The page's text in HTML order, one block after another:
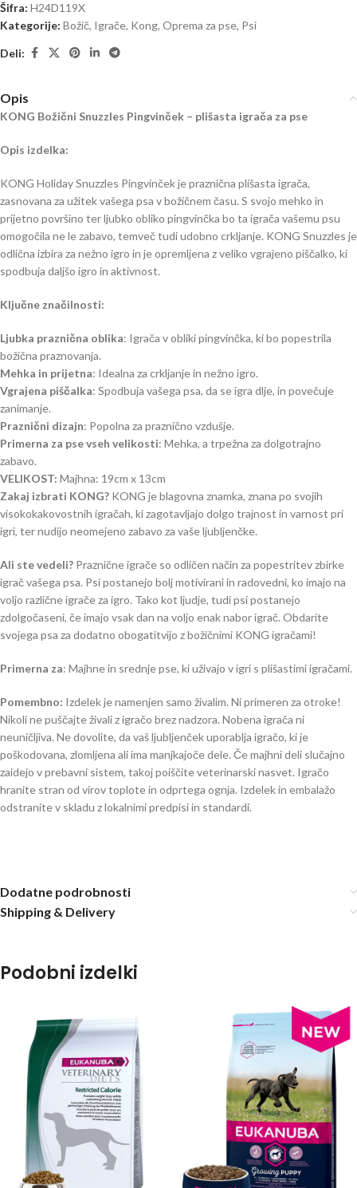
Šifra: H24D119X
Kategorije: Božič, Igrače, Kong, Oprema za pse, Psi
Deli:
Opis
KONG Božični Snuzzles Pingvinček – plišasta igrača za pse
Opis izdelka:
KONG Holiday Snuzzles Pingvinček je praznična plišasta igrača,
zasnovana za užitek vašega psa v božičnem času. S svojo mehko in
prijetno površino ter ljubko obliko pingvinčka bo ta igrača vašemu psu
omogočila ne le zabavo, temveč tudi udobno crkljanje. KONG Snuzzles je
odlična izbira za nežno igro in je opremljena z veliko vgrajeno piščalko, ki
spodbuja daljšo igro in aktivnost.
Ključne značilnosti:
Ljubka praznična oblika: Igrača v obliki pingvinčka, ki bo popestrila
božična praznovanja.
Mehka in prijetna: Idealna za crkljanje in nežno igro.
Vgrajena piščalka: Spodbuja vašega psa, da se igra dlje, in povečuje
zanimanje.
Praznični dizajn: Popolna za praznično vzdušje.
Primerna za pse vseh velikosti: Mehka, a trpežna za dolgotrajno
zabavo.
VELIKOST: Majhna: 19cm x 13cm
Zakaj izbrati KONG? KONG je blagovna znamka, znana po svojih
visokokakovostnih igračah, ki zagotavljajo dolgo trajnost in varnost pri
igri, ter nudijo neomejeno zabavo za vaše ljubljenčke.
Ali ste vedeli? Praznične igrače so odličen način za popestritev zbirke
igrač vašega psa. Psi postanejo bolj motivirani in radovedni, ko imajo na
voljo različne igrače za igro. Tako kot ljudje, tudi psi postanejo
zdolgočaseni, če imajo vsak dan na voljo enak nabor igrač. Obdarite
svojega psa za dodatno obogatitvijo z božičnimi KONG igračami!
Primerna za: Majhne in srednje pse, ki uživajo v igri s plišastimi igračami.
Pomembno: Izdelek je namenjen samo živalim. Ni primeren za otroke!
Nikoli ne puščajte živali z igračo brez nadzora. Nobena igrača ni
neuničljiva. Ne dovolite, da vaš ljubljenček uporablja igračo, ki je
poškodovana, zlomljena ali ima manjkajoče dele. Če majhni deli slučajno
zaidejo v prebavni sistem, takoj poiščite veterinarski nasvet. Igračo
hranite stran od virov toplote in odprtega ognja. Izdelek in embalažo
odstranite v skladu z lokalnimi predpisi in standardi.
Dodatne podrobnosti
Shipping & Delivery
Podobni izdelki